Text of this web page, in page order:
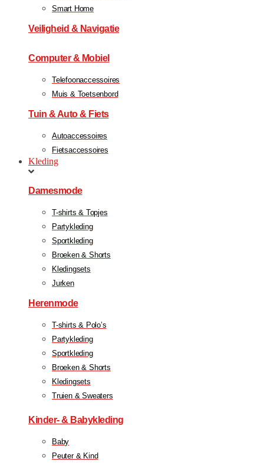
Smart Home
Veiligheid & Navigatie
Computer & Mobiel
Telefoonaccessoires
Muis & Toetsenbord
Tuin & Auto & Fiets
Autoaccessoires
Fietsaccessoires
Kleding
Damesmode
T-shirts & Topjes
Partykleding
Sportkleding
Broeken & Shorts
Kledingsets
Jurken
Herenmode
T-shirts & Polo’s
Partykleding
Sportkleding
Broeken & Shorts
Kledingsets
Truien & Sweaters
Kinder- & Babykleding
Baby
Peuter & Kind